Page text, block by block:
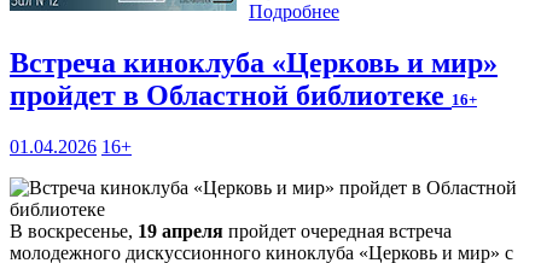
Подробнее
Встреча киноклуба «Церковь и мир»
пройдет в Областной библиотеке 16+
01.04.2026 16+
В воскресенье, 19 апреля пройдет очередная встреча
молодежного дискуссионного киноклуба «Церковь и мир» с